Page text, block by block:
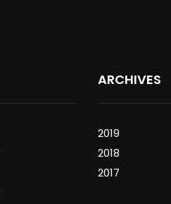
ARCHIVES
2019
2018
2017